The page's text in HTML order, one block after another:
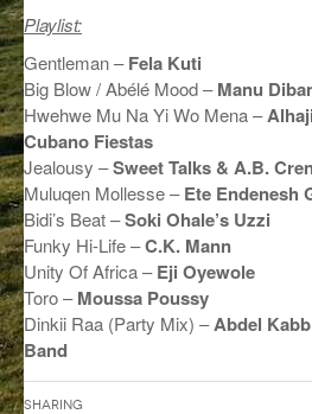
NOS ANCIENS
SONORIK
THEME FORCE
ZIRCONIUM
ANCIENNES ÉMISSIONS
Playlist:
Gentleman –Fela Kuti
Big Blow / Abélé Mood –Manu
Hwehwe Mu Na Yi Wo Mena –
Cubano Fiestas
Jealousy –Sweet Talks & A.B.
Muluqen Mollesse –Ete Endenesh
Bidi’s Beat –Soki Ohale’s Uzzi
Funky Hi-Life –C.K. Mann
Unity Of Africa – Eji Oyewole
Toro –Moussa Poussy
Dinkii Raa (Party Mix) –Abdel
Band
Sharing